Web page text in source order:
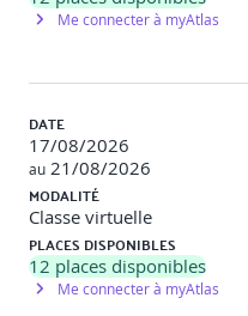
fabrication
Jour 4 – Modifier,
Corriger et modifier la
fonctions Utiliser Instant
les géométries Créer des
équations pour décliner
Me connecter à myAtlas
DATE
17/08/2026
au 21/08/2026
MODALITÉ
Classe virtuelle
PLACES DISPONIBLES
12 places disponibles
Me connecter à myAtlas